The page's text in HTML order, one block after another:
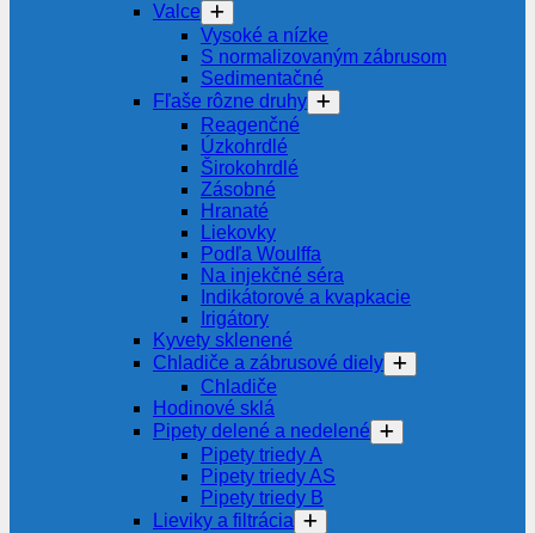
Valce
Vysoké a nízke
S normalizovaným zábrusom
Sedimentačné
Fľaše rôzne druhy
Reagenčné
Úzkohrdlé
Širokohrdlé
Zásobné
Hranaté
Liekovky
Podľa Woulffa
Na injekčné séra
Indikátorové a kvapkacie
Irigátory
Kyvety sklenené
Chladiče a zábrusové diely
Chladiče
Hodinové sklá
Pipety delené a nedelené
Pipety triedy A
Pipety triedy AS
Pipety triedy B
Lieviky a filtrácia